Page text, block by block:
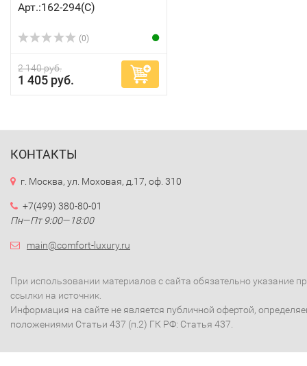
Арт.:162-294(C)
(0)
2 140 руб.
1 405 руб.
КОНТАКТЫ
г. Москва, ул. Моховая, д.17, оф. 310
+7(499) 380-80-01
Пн—Пт 9:00—18:00
main@comfort-luxury.ru
При использовании материалов с сайта обязательно указание
ссылки на источник.
Информация на сайте не является публичной офертой,
положениями Статьи 437 (п.2) ГК РФ: Статья 437.